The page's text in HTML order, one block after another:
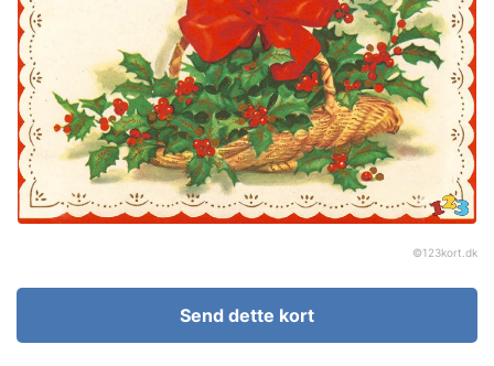
©123kort.dk
Send dette kort